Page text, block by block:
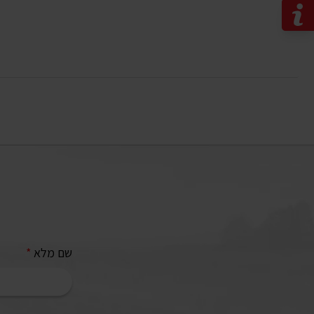
שם מלא *